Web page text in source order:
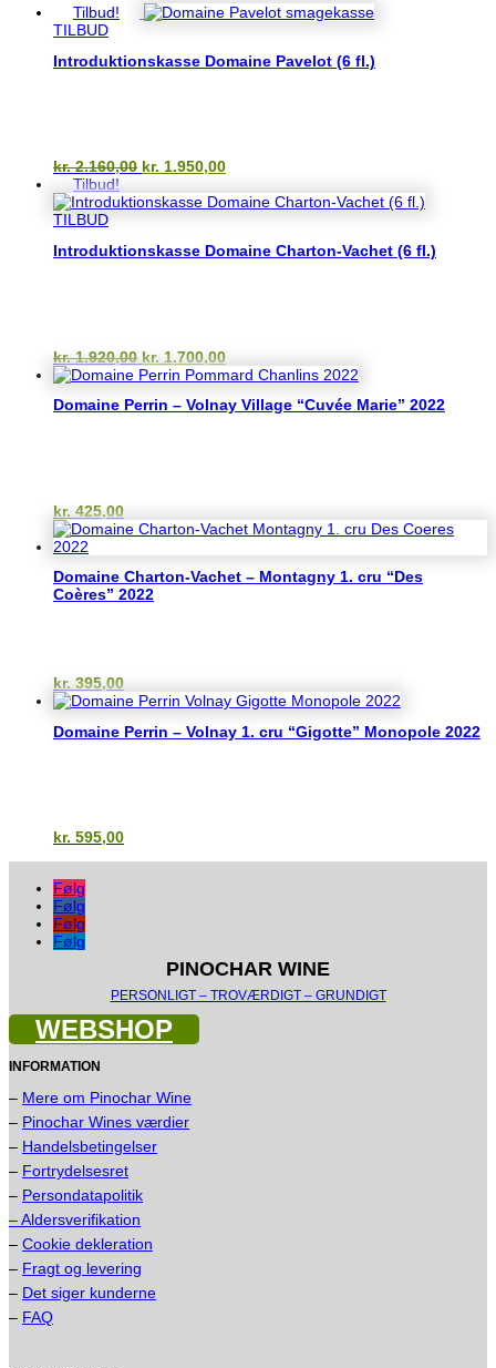
Tilbud!
TILBUD
Introduktionskasse Domaine Pavelot (6 fl.)
kr.2.160,00 Den
pris
kr. 1.950,00Den
pris
Tilbud!
TILBUD
Introduktionskasse Domaine Charton-Vachet (6 fl.)
kr.1.920,00 Den
oprindelige
var:
kr. 1.700,00Den
aktuelle
er:
Domaine Perrin – Volnay Village “Cuvée Marie” 2022
kr. 425,00
Domaine Charton-Vachet – Montagny 1. cru “Des
Coères” 2022
kr. 395,00
Domaine Perrin – Volnay 1. cru “Gigotte” Monopole 2022
kr. 595,00
Følg
Følg
Følg
Følg
PINOCHAR WINE
PERSONLIGT – TROVÆRDIGT – GRUNDIGT
WEBSHOP
INFORMATION
– Mere om Pinochar Wine
– Pinochar Wines værdier
– Handelsbetingelser
– Fortrydelsesret
– Persondatapolitik
– Aldersverifikation
– Cookie dekleration
– Fragt og levering
– Det siger kunderne
– FAQ